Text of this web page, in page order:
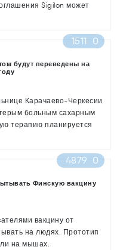
Sigilon может
1511 0
будут переведены на
Карачаево-Черкесии
больным сахарным
терапию планируется
4879 0
Финскую вакцину
вакцину от
на людях. Прототип
на мышах.